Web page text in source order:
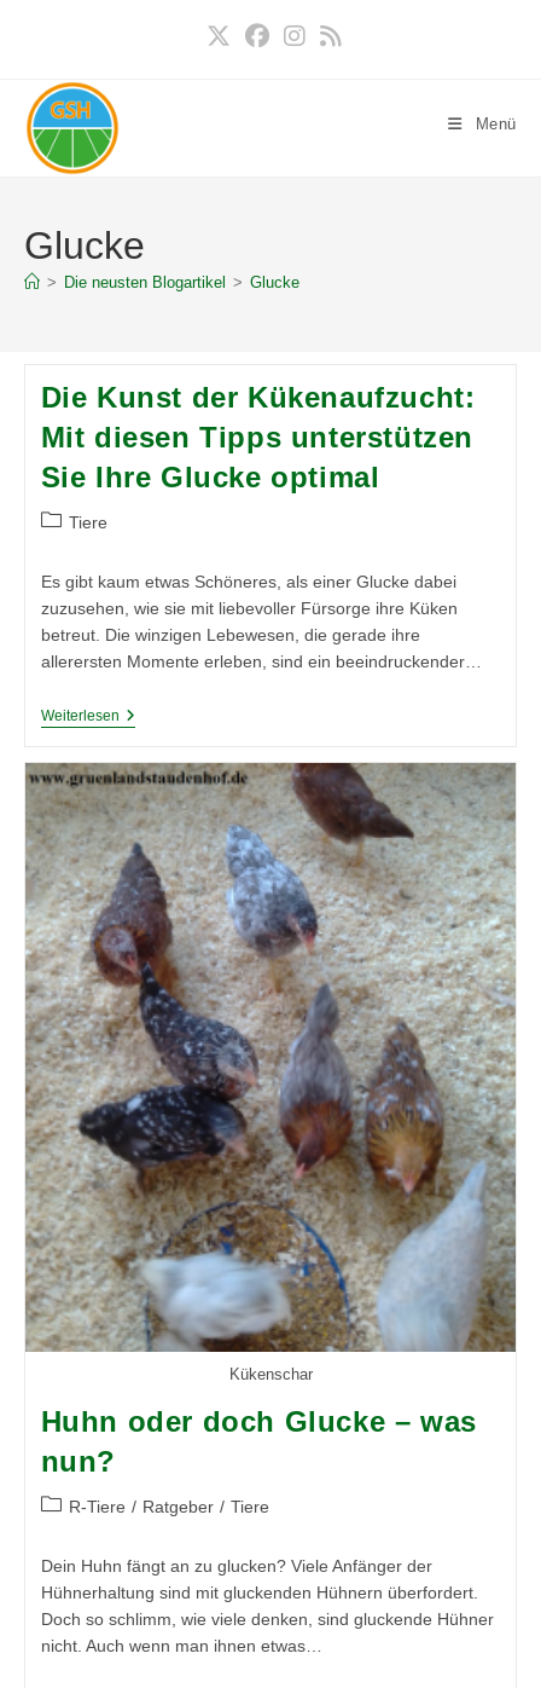
Menü
Glucke
> Die neusten Blogartikel > Glucke
Die Kunst der Kükenaufzucht:
Mit diesen Tipps unterstützen
Sie Ihre Glucke optimal
Beitrags-
Tiere
Es gibt kaum etwas Schöneres, als einer Glucke dabei
zuzusehen, wie sie mit liebevoller Fürsorge ihre Küken
betreut. Die winzigen Lebewesen, die gerade ihre
allerersten Momente erleben, sind ein beeindruckender…
WeiterlesenDie
Kükenaufzucht:
Mit
Diesen
Tipps
Unterstützen
Sie
Ihre
Glucke
Optimal
Kükenschar
Huhn oder doch Glucke – was
nun?
Beitrags-
R-Tiere / Ratgeber / Tiere
Dein Huhn fängt an zu glucken? Viele Anfänger der
Hühnerhaltung sind mit gluckenden Hühnern überfordert.
Doch so schlimm, wie viele denken, sind gluckende Hühner
nicht. Auch wenn man ihnen etwas…